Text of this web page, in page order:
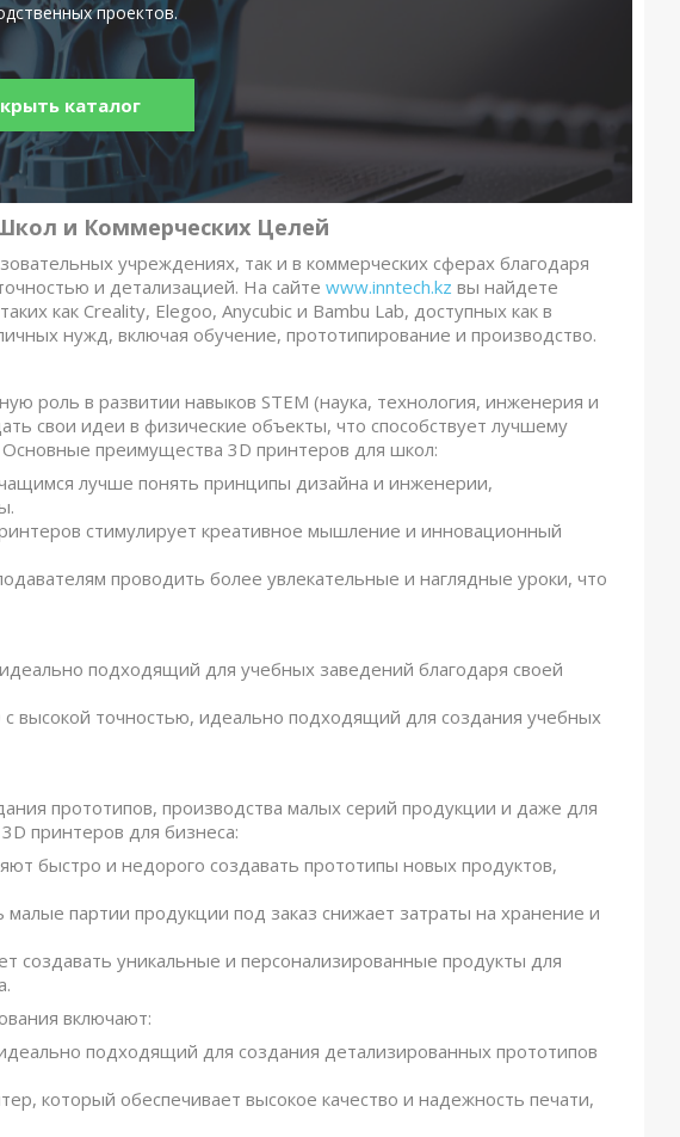
проектов.
каталог
и Коммерческих Целей
учреждениях, так и в коммерческих сферах благодаря
и детализацией. На сайте www.inntech.kz вы найдете
как Creality, Elegoo, Anycubic и Bambu Lab, доступных как в
нужд, включая обучение, прототипирование и производство.
роль в развитии навыков STEM (наука, технология, инженерия и
свои идеи в физические объекты, что способствует лучшему
преимущества 3D принтеров для школ:
лучше понять принципы дизайна и инженерии,
стимулирует креативное мышление и инновационный
проводить более увлекательные и наглядные уроки, что
подходящий для учебных заведений благодаря своей
с высокой точностью, идеально подходящий для создания учебных
прототипов, производства малых серий продукции и даже для
принтеров для бизнеса:
быстро и недорого создавать прототипы новых продуктов,
малые партии продукции под заказ снижает затраты на хранение и
создавать уникальные и персонализированные продукты для
включают:
подходящий для создания детализированных прототипов
который обеспечивает высокое качество и надежность печати,